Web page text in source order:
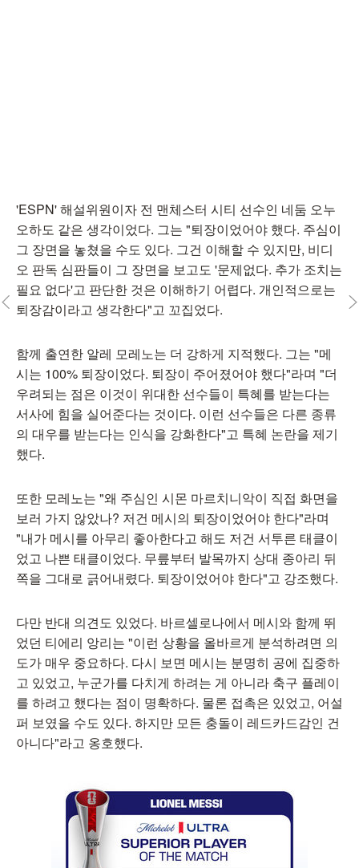
'ESPN' 해설위원이자 전 맨체스터 시티 선수인 네둠 오누
오하도 같은 생각이었다. 그는 "퇴장이었어야 했다. 주심이
그 장면을 놓쳤을 수도 있다. 그건 이해할 수 있지만, 비디
오 판독 심판들이 그 장면을 보고도 '문제없다. 추가 조치는
필요 없다'고 판단한 것은 이해하기 어렵다. 개인적으로는
퇴장감이라고 생각한다"고 꼬집었다.
함께 출연한 알레 모레노는 더 강하게 지적했다. 그는 "메
시는 100% 퇴장이었다. 퇴장이 주어졌어야 했다"라며 "더
우려되는 점은 이것이 위대한 선수들이 특혜를 받는다는
서사에 힘을 실어준다는 것이다. 이런 선수들은 다른 종류
의 대우를 받는다는 인식을 강화한다"고 특혜 논란을 제기
했다.
또한 모레노는 "왜 주심인 시몬 마르치니악이 직접 화면을
보러 가지 않았나? 저건 메시의 퇴장이었어야 한다"라며
"내가 메시를 아무리 좋아한다고 해도 저건 서투른 태클이
었고 나쁜 태클이었다. 무릎부터 발목까지 상대 종아리 뒤
쪽을 그대로 긁어내렸다. 퇴장이었어야 한다"고 강조했다.
다만 반대 의견도 있었다. 바르셀로나에서 메시와 함께 뛰
었던 티에리 앙리는 "이런 상황을 올바르게 분석하려면 의
도가 매우 중요하다. 다시 보면 메시는 분명히 공에 집중하
고 있었고, 누군가를 다치게 하려는 게 아니라 축구 플레이
를 하려고 했다는 점이 명확하다. 물론 접촉은 있었고, 어설
퍼 보였을 수도 있다. 하지만 모든 충돌이 레드카드감인 건
아니다"라고 옹호했다.